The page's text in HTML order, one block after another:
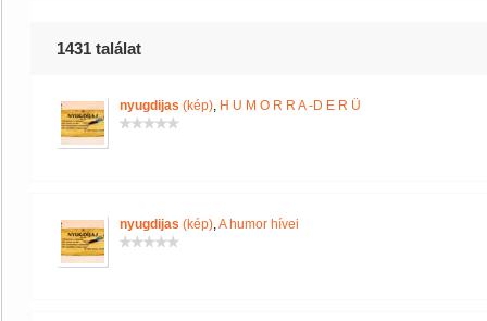
1431 találat
nyugdijas (kép), H U M O R R A -D E R Ü
nyugdijas (kép),A humor hívei